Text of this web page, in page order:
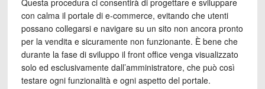
con calma il portale di e-commerce, evitando che utenti
possano collegarsi e navigare su un sito non ancora pronto
per la vendita e sicuramente non funzionante. È bene che
durante la fase di sviluppo il front office venga visualizzato
solo ed esclusivamente dall’amministratore, che può così
testare ogni funzionalità e ogni aspetto del portale.